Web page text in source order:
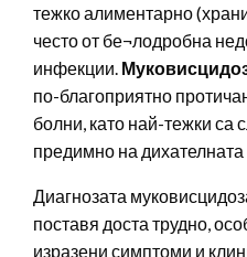
тежко алиментарно
често от бе¬лодробна
инфекции.
по-благоприятно
болни, като най-тежки са
предимно на дихателната
Диагнозата
поставя доста трудно,
изразени симптоми и